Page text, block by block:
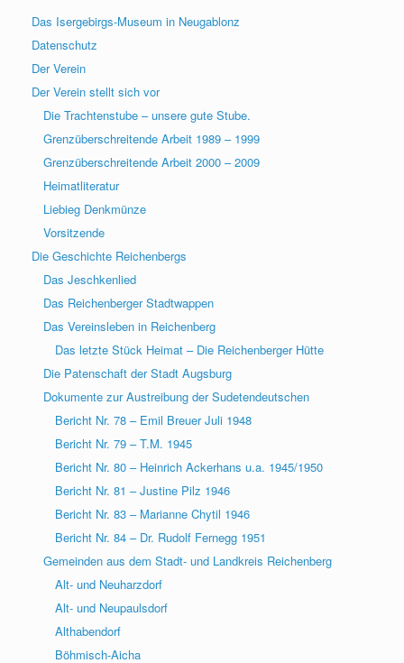
Das Isergebirgs-Museum in Neugablonz
Datenschutz
Der Verein
Der Verein stellt sich vor
Die Trachtenstube – unsere gute Stube.
Grenzüberschreitende Arbeit 1989 – 1999
Grenzüberschreitende Arbeit 2000 – 2009
Heimatliteratur
Liebieg Denkmünze
Vorsitzende
Die Geschichte Reichenbergs
Das Jeschkenlied
Das Reichenberger Stadtwappen
Das Vereinsleben in Reichenberg
Das letzte Stück Heimat – Die Reichenberger Hütte
Die Patenschaft der Stadt Augsburg
Dokumente zur Austreibung der Sudetendeutschen
Bericht Nr. 78 – Emil Breuer Juli 1948
Bericht Nr. 79 – T.M. 1945
Bericht Nr. 80 – Heinrich Ackerhans u.a. 1945/1950
Bericht Nr. 81 – Justine Pilz 1946
Bericht Nr. 83 – Marianne Chytil 1946
Bericht Nr. 84 – Dr. Rudolf Fernegg 1951
Gemeinden aus dem Stadt- und Landkreis Reichenberg
Alt- und Neuharzdorf
Alt- und Neupaulsdorf
Althabendorf
Böhmisch-Aicha